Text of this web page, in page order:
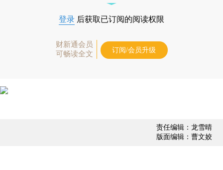
登录 后获取已订阅的阅读权限
财新通会员
可畅读全文
订阅/会员升级
责任编辑：龙雪晴
版面编辑：曹文姣